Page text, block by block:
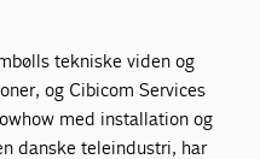
tekniske viden og
og Cibicom Services
med installation og
danske teleindustri, har